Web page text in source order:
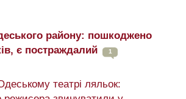
району: пошкоджено
є постраждалий
1
театрі ляльок: